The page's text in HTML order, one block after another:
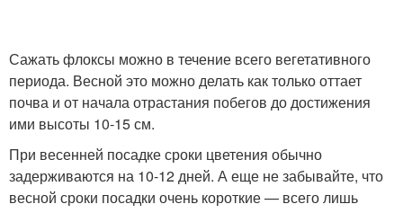
Сажать флоксы можно в течение всего вегетативного
периода. Весной это можно делать как только оттает
почва и от начала отрастания побегов до достижения
ими высоты 10-15 см.
При весенней посадке сроки цветения обычно
задерживаются на 10-12 дней. А еще не забывайте, что
весной сроки посадки очень короткие — всего лишь